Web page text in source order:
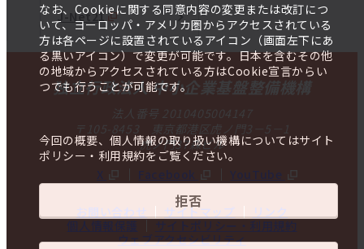
なお、Cookieに関する同意内容の変更または改訂につ
いて、ヨーロッパ・アメリカ圏からアクセスされている
方は各ページに設置されているアイコン（画面左下にあ
る黒いアイコン）で変更が可能です。日本を含むその他
の地域からアクセスされている方はCookie宣言からい
つでも行うことが可能です。
今回の概要、個人情報の取り扱い機構についてはサイト
ポリシー・利用規約をご覧ください。
拒否
J-Net21
独立行政法人 中小企業基盤整備機構
法人番号 2010405004147
〒105-8453 東京都港区虎ノ門3－5－1
虎ノ門37森ビル
X
Facebook YouTube
お問い合わせ サイトマップ
リンク
個人情報保護
サイトポリシー・利用規約
ウェブアクセシビリティ